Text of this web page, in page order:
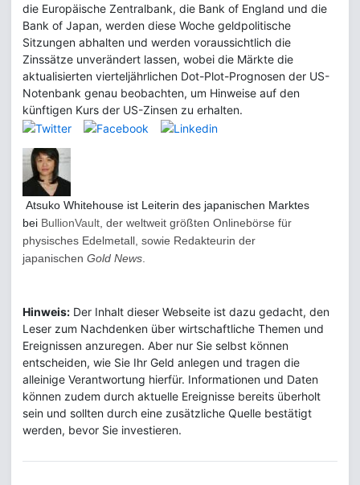
die Europäische Zentralbank, die Bank of England und die
Bank of Japan, werden diese Woche geldpolitische
Sitzungen abhalten und werden voraussichtlich die
Zinssätze unverändert lassen, wobei die Märkte die
aktualisierten vierteljährlichen Dot-Plot-Prognosen der US-
Notenbank genau beobachten, um Hinweise auf den
künftigen Kurs der US-Zinsen zu erhalten.
Atsuko Whitehouse ist Leiterin des japanischen Marktes
bei BullionVault , der weltweit größten Onlinebörse für
physisches Edelmetall, sowie Redakteurin der
japanischen Gold News
Hinweis: Der Inhalt dieser Webseite ist dazu gedacht, den
Leser zum Nachdenken über wirtschaftliche Themen und
Ereignissen anzuregen. Aber nur Sie selbst können
entscheiden, wie Sie Ihr Geld anlegen und tragen die
alleinige Verantwortung hierfür. Informationen und Daten
können zudem durch aktuelle Ereignisse bereits überholt
sein und sollten durch eine zusätzliche Quelle bestätigt
werden, bevor Sie investieren.